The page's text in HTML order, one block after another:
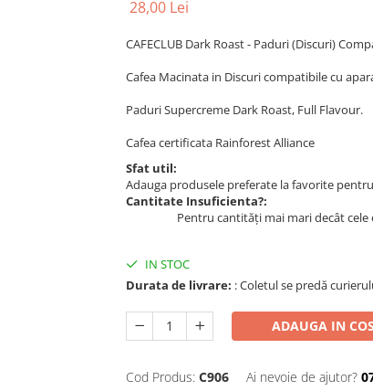
28,00 Lei
CAFECLUB Dark Roast - Paduri (Discuri)
Cafea Macinata in Discuri compatibile cu
Paduri Supercreme Dark Roast, Full Flavour.
Cafea certificata Rainforest Alliance
Sfat util:
Adauga produsele preferate la favorite
Cantitate Insuficienta?:
Pentru cantități mai mari decât cele
IN STOC
Durata de livrare: : Coletul se predă
ADAUGA IN COS
Cod Produs: C906 Ai nevoie de ajutor?